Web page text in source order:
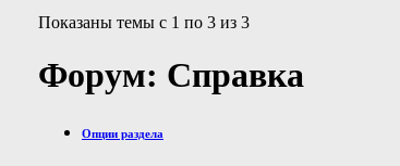
Показаны темы с 1 по 3 из 3
Форум: Справка
Опции раздела